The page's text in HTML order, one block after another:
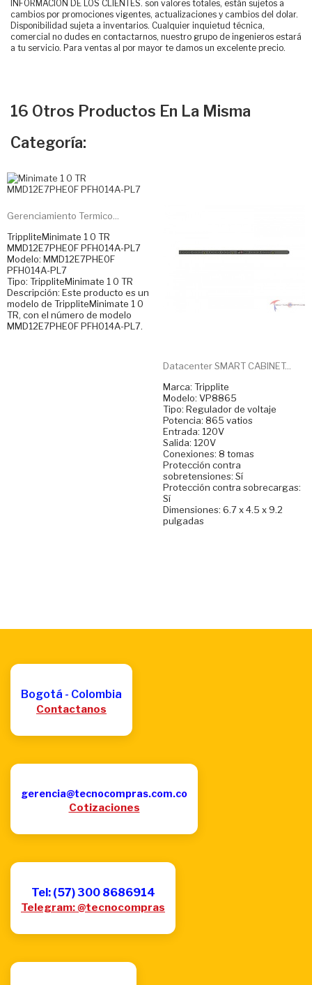
INFORMACIÓN DE LOS CLIENTES. son valores totales, están sujetos a
cambios por promociones vigentes, actualizaciones y cambios del dolar.
Disponibilidad sujeta a inventarios. Cualquier inquietud técnica,
comercial no dudes en contactarnos, nuestro grupo de ingenieros estará
a tu servicio. Para ventas al por mayor te damos un excelente precio.
16 Otros Productos En La Misma
Categoría:
Gerenciamiento Termico...
TrippliteMinimate 1 0 TR
MMD12E7PHE0F PFH014A-PL7
Modelo: MMD12E7PHE0F
PFH014A-PL7
Tipo: TrippliteMinimate 1 0 TR
Descripción: Este producto es un
modelo de TrippliteMinimate 1 0
TR, con el número de modelo
MMD12E7PHE0F PFH014A-PL7.
Datacenter SMART CABINET...
Marca: Tripplite
Modelo: VP8865
Tipo: Regulador de voltaje
Potencia: 865 vatios
Entrada: 120V
Salida: 120V
Conexiones: 8 tomas
Protección contra
sobretensiones: Sí
Protección contra sobrecargas:
Sí
Dimensiones: 6.7 x 4.5 x 9.2
pulgadas
Bogotá - Colombia
Contactanos
gerencia@tecnocompras.com.co
Cotizaciones
Tel: (57) 300 8686914
Telegram: @tecnocompras